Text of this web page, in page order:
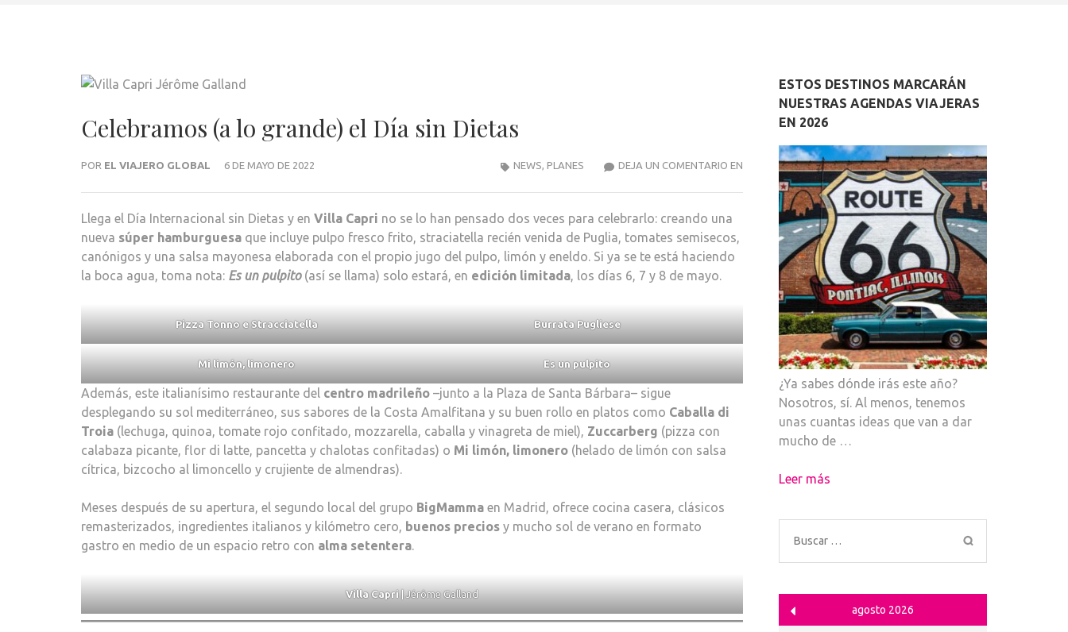
Celebramos (a lo grande) el Día sin Dietas
POR EL VIAJERO GLOBAL 6 DE MAYO DE 2022 DEJA UN COMENTARIO ENCELEBRAMOS
GRANDE)
NEWS PLANES
Llega el Día Internacional sin Dietas y en Villa Capri no se lo han pensado dos veces para celebrarlo: creando una
nueva súper hamburguesa que incluye pulpo fresco frito, straciatella recién venida de Puglia, tomates semisecos,
canónigos y una salsa mayonesa elaborada con el propio jugo del pulpo, limón y eneldo. Si ya se te está haciendo
la boca agua, toma nota: Es un pulpito(así se llama) solo estará, en edición limitada, los días 6, 7 y 8 de mayo.
Pizza Tonno e Stracciatella Burrata Pugliese
Mi limón, limonero Es un pulpito
Además, este italianísimo restaurante del centro madrileño –junto a la Plaza de Santa Bárbara– sigue
desplegando su sol mediterráneo, sus sabores de la Costa Amalfitana y su buen rollo en platos como Caballa di
Troia (lechuga, quinoa, tomate rojo confitado, mozzarella, caballa y vinagreta de miel), Zuccarberg (pizza con
calabaza picante, flor di latte, pancetta y chalotas confitadas) o Mi limón, limonero (helado de limón con salsa
cítrica, bizcocho al limoncello y crujiente de almendras).
Meses después de su apertura, el segundo local del grupo BigMamma en Madrid, ofrece cocina casera, clásicos
remasterizados, ingredientes italianos y kilómetro cero, buenos precios y mucho sol de verano en formato
gastro en medio de un espacio retro con alma setentera.
Villa Capri | Jérôme Galland
ESTOS DESTINOS MARCARÁN
NUESTRAS AGENDAS VIAJERAS
EN 2026
¿Ya sabes dónde irás este año?
Nosotros, sí. Al menos, tenemos
unas cuantas ideas que van a dar
mucho de …
Leer más
Buscar:
agosto 2026